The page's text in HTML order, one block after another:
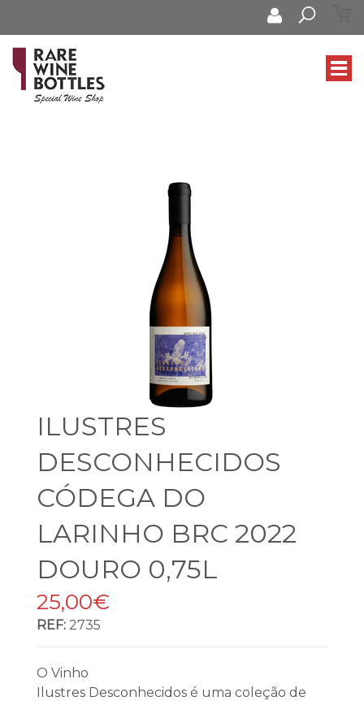
ILUSTRES
DESCONHECIDOS
CÓDEGA DO
LARINHO BRC 2022
DOURO 0,75L
25,00€
REF: 2735
O Vinho
Ilustres Desconhecidos é uma coleção de